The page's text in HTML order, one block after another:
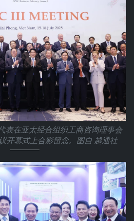
表在亚太经合组织工商咨询理事会
开幕式上合影留念。图自 越通社